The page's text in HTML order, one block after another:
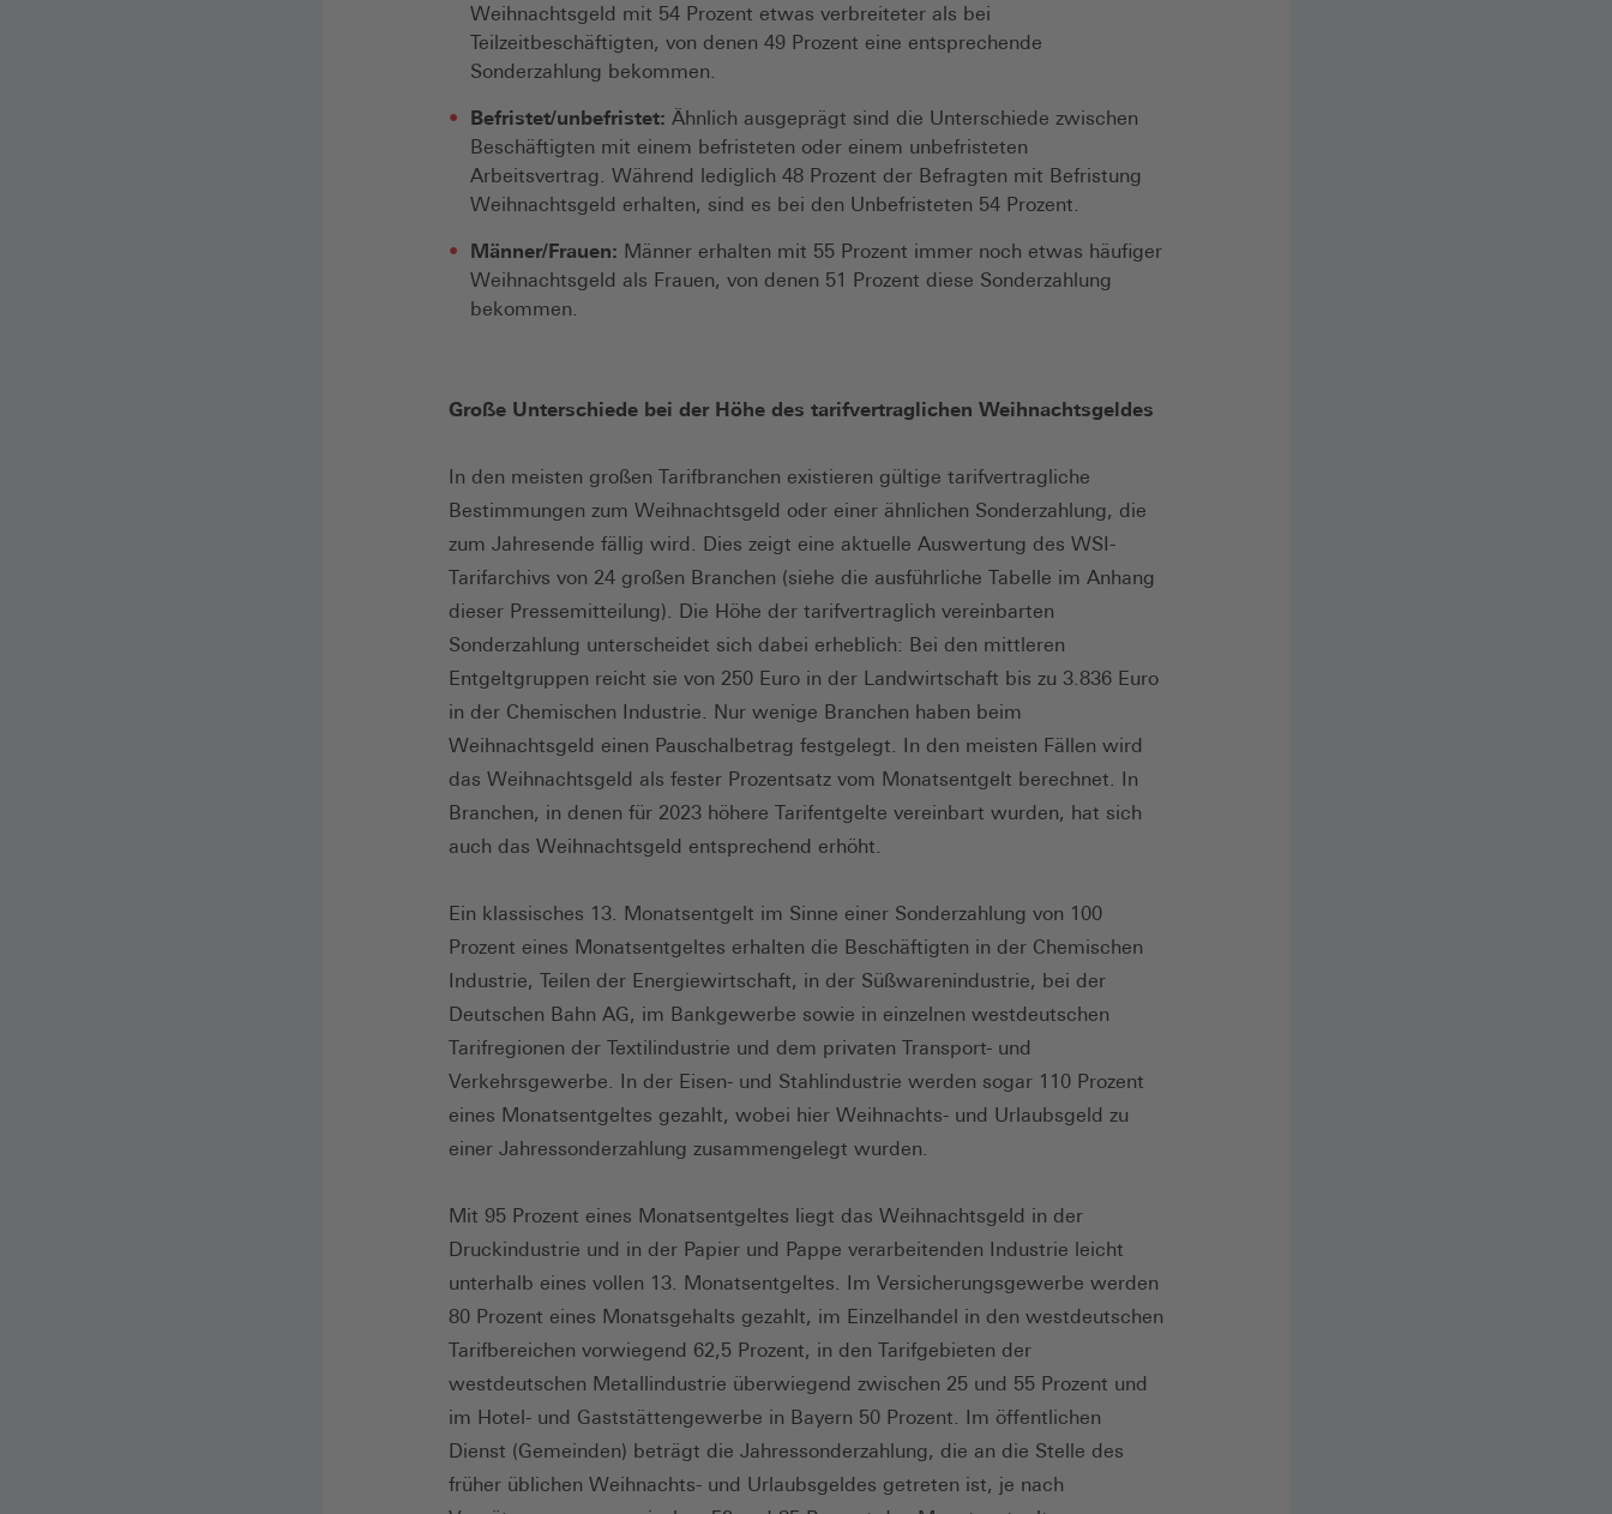
Weihnachtsgeld mit 54 Prozent etwas verbreiteter als bei
Teilzeitbeschäftigten, von denen 49 Prozent eine entsprechende
Sonderzahlung bekommen.
Befristet/unbefristet: Ähnlich ausgeprägt sind die Unterschiede zwischen
Beschäftigten mit einem befristeten oder einem unbefristeten
Arbeitsvertrag. Während lediglich 48 Prozent der Befragten mit Befristung
Weihnachtsgeld erhalten, sind es bei den Unbefristeten 54 Prozent.
Männer/Frauen: Männer erhalten mit 55 Prozent immer noch etwas häufiger
Weihnachtsgeld als Frauen, von denen 51 Prozent diese Sonderzahlung
bekommen.
Große Unterschiede bei der Höhe des tarifvertraglichen Weihnachtsgeldes
In den meisten großen Tarifbranchen existieren gültige tarifvertragliche
Bestimmungen zum Weihnachtsgeld oder einer ähnlichen Sonderzahlung, die
zum Jahresende fällig wird. Dies zeigt eine aktuelle Auswertung des WSI-
Tarifarchivs von 24 großen Branchen (siehe die ausführliche Tabelle im Anhang
dieser Pressemitteilung). Die Höhe der tarifvertraglich vereinbarten
Sonderzahlung unterscheidet sich dabei erheblich: Bei den mittleren
Entgeltgruppen reicht sie von 250 Euro in der Landwirtschaft bis zu 3.836 Euro
in der Chemischen Industrie. Nur wenige Branchen haben beim
Weihnachtsgeld einen Pauschalbetrag festgelegt. In den meisten Fällen wird
das Weihnachtsgeld als fester Prozentsatz vom Monatsentgelt berechnet. In
Branchen, in denen für 2023 höhere Tarifentgelte vereinbart wurden, hat sich
auch das Weihnachtsgeld entsprechend erhöht.
Ein klassisches 13. Monatsentgelt im Sinne einer Sonderzahlung von 100
Prozent eines Monatsentgeltes erhalten die Beschäftigten in der Chemischen
Industrie, Teilen der Energiewirtschaft, in der Süßwarenindustrie, bei der
Deutschen Bahn AG, im Bankgewerbe sowie in einzelnen westdeutschen
Tarifregionen der Textilindustrie und dem privaten Transport- und
Verkehrsgewerbe. In der Eisen- und Stahlindustrie werden sogar 110 Prozent
eines Monatsentgeltes gezahlt, wobei hier Weihnachts- und Urlaubsgeld zu
einer Jahressonderzahlung zusammengelegt wurden.
Mit 95 Prozent eines Monatsentgeltes liegt das Weihnachtsgeld in der
Druckindustrie und in der Papier und Pappe verarbeitenden Industrie leicht
unterhalb eines vollen 13. Monatsentgeltes. Im Versicherungsgewerbe werden
80 Prozent eines Monatsgehalts gezahlt, im Einzelhandel in den westdeutschen
Tarifbereichen vorwiegend 62,5 Prozent, in den Tarifgebieten der
westdeutschen Metallindustrie überwiegend zwischen 25 und 55 Prozent und
im Hotel- und Gaststättengewerbe in Bayern 50 Prozent. Im öffentlichen
Dienst (Gemeinden) beträgt die Jahressonderzahlung, die an die Stelle des
früher üblichen Weihnachts- und Urlaubsgeldes getreten ist, je nach